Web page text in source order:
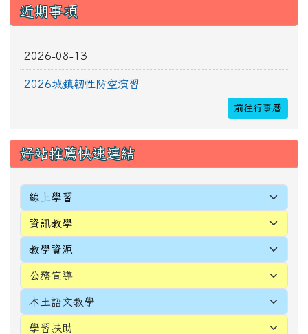
近期事項
2026-08-13
2026城鎮韌性防空演習
前往行事曆
好站推薦快速連結